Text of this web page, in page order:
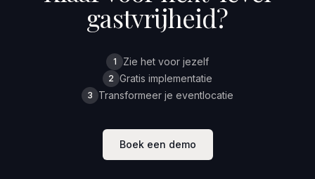
gastvrijheid?
1 Zie het voor jezelf
2 Gratis implementatie
3 Transformeer je eventlocatie
Boek een demo